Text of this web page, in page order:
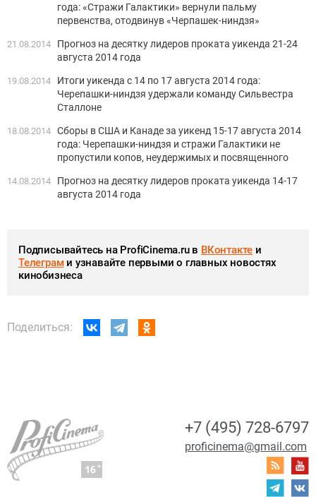
года: «Стражи Галактики» вернули пальму
первенства, отодвинув «Черпашек-ниндзя»
21.08.2014
Прогноз на десятку лидеров проката уикенда 21-24
августа 2014 года
19.08.2014
Итоги уикенда c 14 по 17 августа 2014 года:
Черепашки-ниндзя удержали команду Сильвестра
Сталлоне
18.08.2014 Сборы в США и Канаде за уикенд 15-17 августа 2014
года: Черепашки-ниндзя и стражи Галактики не
пропустили копов, неудержимых и посвященного
14.08.2014
Прогноз на десятку лидеров проката уикенда 14-17
августа 2014 года
Подписывайтесь на ProfiCinema.ru в ВКонтакте и
Телеграми узнавайте первыми о главных новостях
кинобизнеса
Поделиться:
+7 (495) 728-6797
proficinema@gmail.com